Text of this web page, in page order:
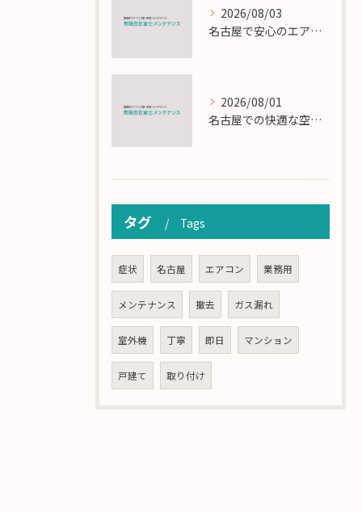
2026/08/03
名古屋で安心のエアコン工事と定期メンテナンスの重要性
2026/08/01
名古屋での快適な空調を実現するエアコンサービスの技術
タグ Tags
症状 名古屋 エアコン 業務用
メンテナンス 撤去 ガス漏れ
室外機 丁寧 即日 マンション
戸建て 取り付け